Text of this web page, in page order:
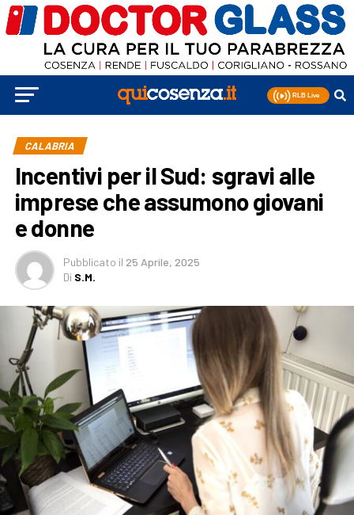
CALABRIA
Incentivi per il Sud: sgravi alle
imprese che assumono giovani
e donne
Pubblicato il 25 Aprile, 2025
Di S.M.